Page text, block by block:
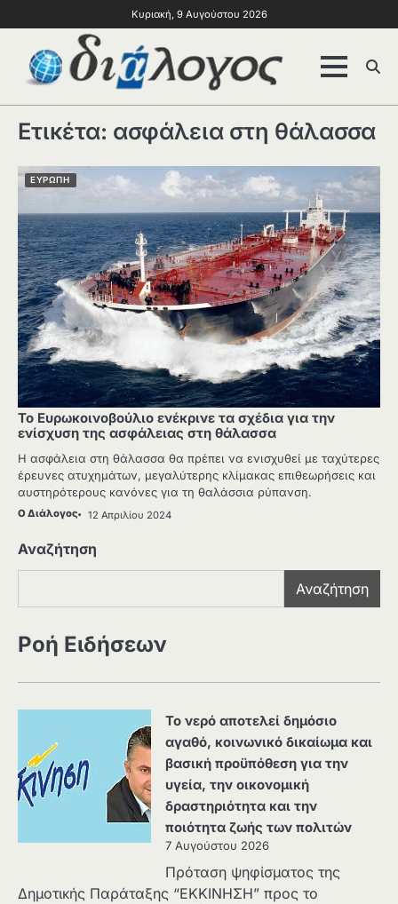
Κυριακή, 9 Αυγούστου 2026
Ετικέτα: ασφάλεια στη θάλασσα
ΕΥΡΩΠΗ
Το Ευρωκοινοβούλιο ενέκρινε τα σχέδια για την
ενίσχυση της ασφάλειας στη θάλασσα
Η ασφάλεια στη θάλασσα θα πρέπει να ενισχυθεί με ταχύτερες
έρευνες ατυχημάτων, μεγαλύτερης κλίμακας επιθεωρήσεις και
αυστηρότερους κανόνες για τη θαλάσσια ρύπανση.
Ο Διάλογος 12 Απριλίου 2024
Αναζήτηση
Αναζήτηση
Ροή Ειδήσεων
Το νερό αποτελεί δημόσιο
αγαθό, κοινωνικό δικαίωμα και
βασική προϋπόθεση για την
υγεία, την οικονομική
δραστηριότητα και την
ποιότητα ζωής των πολιτών
7 Αυγούστου 2026
Πρόταση ψηφίσματος της
Δημοτικής Παράταξης “ΕΚΚΙΝΗΣΗ” προς το